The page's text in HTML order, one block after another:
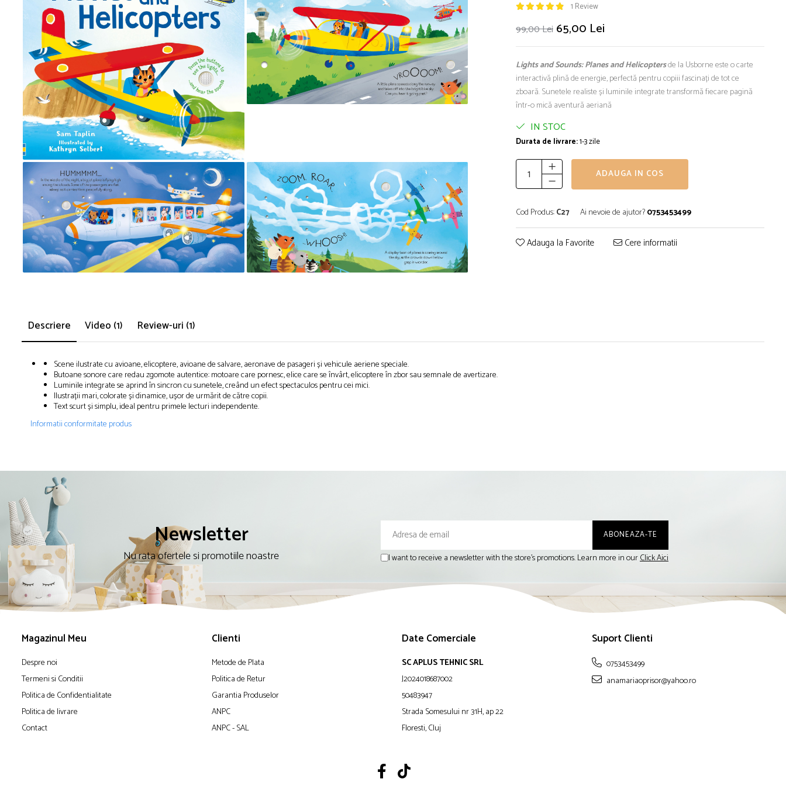
Seturi carti Usborne
1 Review
99,00 Lei 65,00 Lei
Lights and Sounds: Planes and Helicoptersde la Usborne este o carte
interactivă plină de energie, perfectă pentru copiii fascinați de tot ce
zboară. Sunetele realiste și luminile integrate transformă fiecare pagină
într‑o mică aventură aeriană
IN STOC
Durata de livrare:1-3 zile
ADAUGA IN COS
Cod Produs:C27 Ai nevoie de ajutor?0753453499
Adauga la Favorite Cere informatii
Descriere Video (1) Review-uri (1)
Scene ilustrate cu avioane, elicoptere, avioane de salvare, aeronave de pasageri și vehicule aeriene speciale.
Butoane sonore care redau zgomote autentice: motoare care pornesc, elice care se învârt, elicoptere în zbor sau semnale de avertizare.
Luminile integrate se aprind în sincron cu sunetele, creând un efect spectaculos pentru cei mici.
Ilustrații mari, colorate și dinamice, ușor de urmărit de către copii.
Text scurt și simplu, ideal pentru primele lecturi independente.
Informatii conformitate produs
Newsletter
Nu rata ofertele si promotiile noastre I want to receive a newsletter with the store's promotions. Learn more in ourClick Aici
Magazinul Meu
Despre noi
Termeni si Conditii
Politica de Confidentialitate
Politica de livrare
Contact
Clienti
Metode de Plata
Politica de Retur
Garantia Produselor
ANPC
ANPC - SAL
Date Comerciale
SC APLUS TEHNIC SRL
J2024018687002
50483947
Strada Somesului nr 31H, ap 22
Floresti, Cluj
Suport Clienti
0753453499
anamariaoprisor@yahoo.ro